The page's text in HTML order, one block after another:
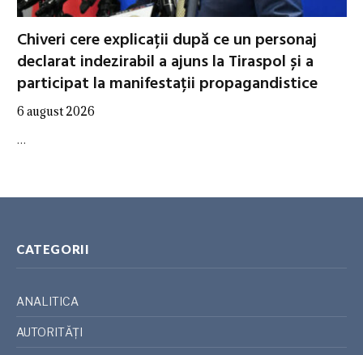
Chiveri cere explicații după ce un personaj
declarat indezirabil a ajuns la Tiraspol și a
participat la manifestații propagandistice
6 august 2026
…
CATEGORII
ANALITICA
AUTORITĂȚI